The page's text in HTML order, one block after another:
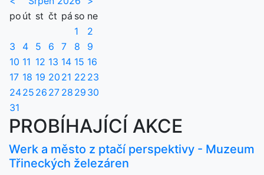
po út st čt pá so ne
1
2
3
4 5 6 7 8
9
10 11 12 13 14 15 16
17 18 19 20 21 22 23
2425 26 27 28 29 30
31
PROBÍHAJÍCÍ AKCE
Werk a město z ptačí perspektivy - Muzeum
Třineckých železáren